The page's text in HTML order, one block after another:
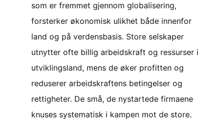
som er fremmet gjennom globalisering,
forsterker økonomisk ulikhet både innenfor
land og på verdensbasis. Store selskaper
utnytter ofte billig arbeidskraft og ressurser i
utviklingsland, mens de øker profitten og
reduserer arbeidskraftens betingelser og
rettigheter. De små, de nystartede firmaene
knuses systematisk i kampen mot de store.